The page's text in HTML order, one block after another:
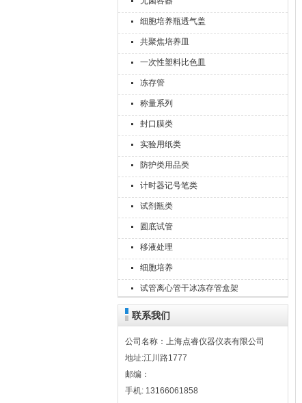
细胞培养瓶透气盖
共聚焦培养皿
一次性塑料比色皿
冻存管
称量系列
封口膜类
实验用纸类
防护类用品类
计时器记号笔类
试剂瓶类
圆底试管
移液处理
细胞培养
试管离心管干冰冻存管盒架
联系我们
公司名称：上海点睿仪器仪表有限公司
地址:江川路1777
邮编：
手机: 13166061858